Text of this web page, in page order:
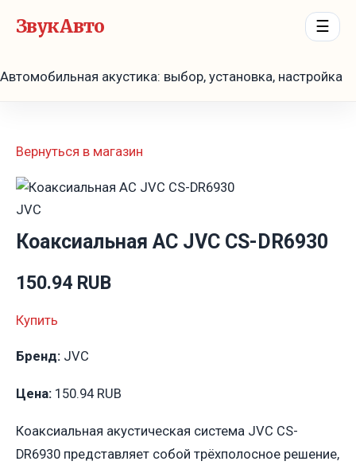
ЗвукАвто ☰
Автомобильная акустика: выбор, установка, настройка
Вернуться в магазин
JVC
Коаксиальная АС JVC CS-DR6930
150.94 RUB
Купить
Бренд: JVC
Цена: 150.94 RUB
Коаксиальная акустическая система JVC CS-
DR6930 представляет собой трёхполосное решение,